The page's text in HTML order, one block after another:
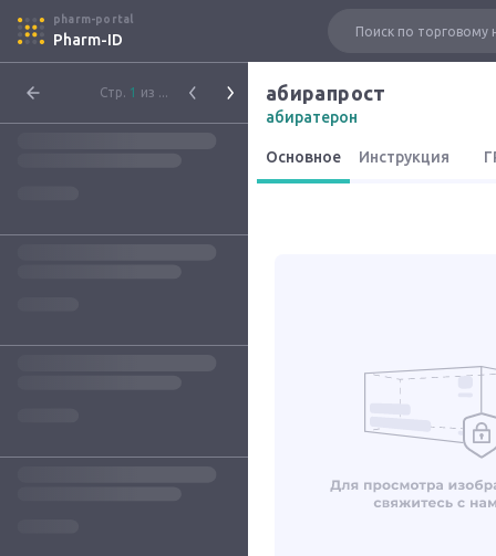
pharm-portal
Pharm-ID
Стр. 1 из ... абирапрост
абиратерон
Основное Инструкция